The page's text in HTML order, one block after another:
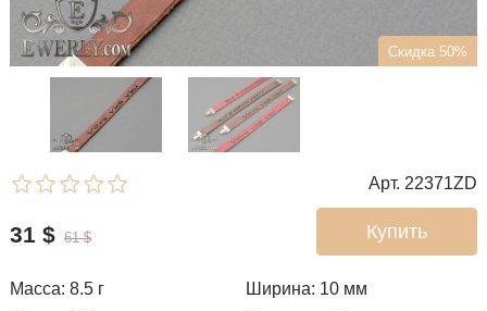
Скидка 50%
Арт. 22371ZD
Купить
31 $ 61 $
Масса: 8.5 г Ширина: 10 мм